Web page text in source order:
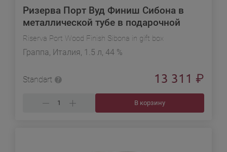
Ризерва Порт Вуд Финиш Сибона в
металлической тубе в подарочной
упаковке
Riserva Port Wood Finish Sibona in gift box
Граппа, Италия, 1.5 л, 44 %
Standart 13 311 ₽
В корзину